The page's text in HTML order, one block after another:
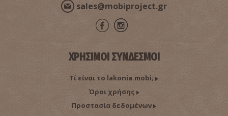
Τα σπήλαια του Διρού
~3.3Km
sales@mobiproject.gr
ΧΡΗΣΙΜΟΙ ΣΥΝΔΕΣΜΟΙ
Τί είναι το lakonia.mobi;
Όροι χρήσης
Προστασία δεδομένων